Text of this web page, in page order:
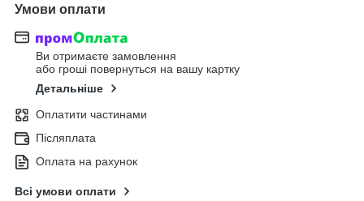
Умови оплати
Ви отримаєте замовлення
або гроші повернуться на вашу картку
Детальніше
Оплатити частинами
Післяплата
Оплата на рахунок
Всі умови оплати